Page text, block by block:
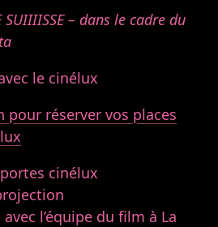
SUIIIISSE – dans le cadre du
le cinélux
pour réserver vos places
cinélux
l’équipe du film à La